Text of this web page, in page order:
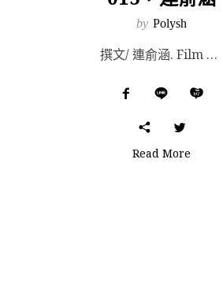
by Polysh
撰文/ 連俞涵. Film & Photography/ Manchi. Special t...
Read More